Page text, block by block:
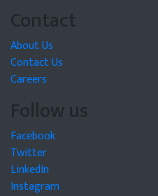
Contact
About Us
Contact Us
Careers
Follow us
Facebook
Twitter
LinkedIn
Instagram